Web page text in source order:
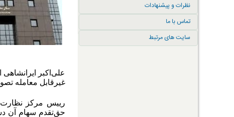
نظرات و پیشنهادات
تماس با ما
سایت های مرتبط
غیرقابل معامله
رییس مرکز نظارت